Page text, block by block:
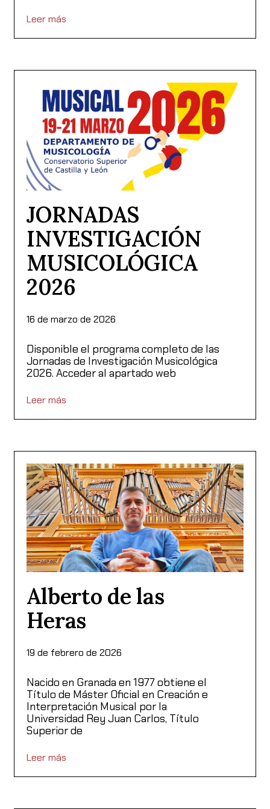
Leer más
JORNADAS
INVESTIGACIÓN
MUSICOLÓGICA
2026
16 de marzo de 2026
Disponible el programa completo de las
Jornadas de Investigación Musicológica
2026. Acceder al apartado web
Leer más
Alberto de las
Heras
19 de febrero de 2026
Nacido en Granada en 1977 obtiene el
Título de Máster Oficial en Creación e
Interpretación Musical por la
Universidad Rey Juan Carlos, Título
Superior de
Leer más